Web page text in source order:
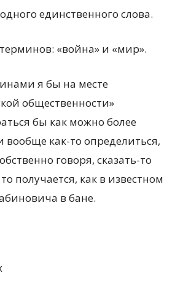
единственного слова.
«война» и «мир».
я бы на месте
общественности»
бы как можно более
вообще как-то определиться,
говоря, сказать-то
получается, как в известном
в бане.